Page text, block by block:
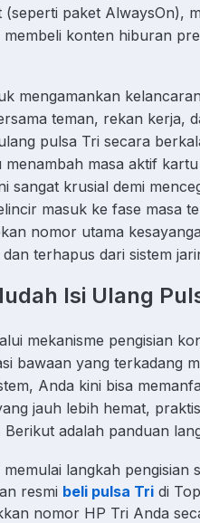
(seperti paket AlwaysOn),
konten hiburan
mengamankan
teman, rekan kerja,
pulsa Tri secara
menambah masa aktif
sangat krusial demi
masuk ke fase masa
nomor utama
terhapus dari sistem
Isi Ulang
mekanisme pengisian
bawaan yang terkadang
Anda kini bisa
jauh lebih hemat,
Berikut adalah panduan
langkah pengisian
resmi beli pulsa Tri di
nomor HP Tri Anda